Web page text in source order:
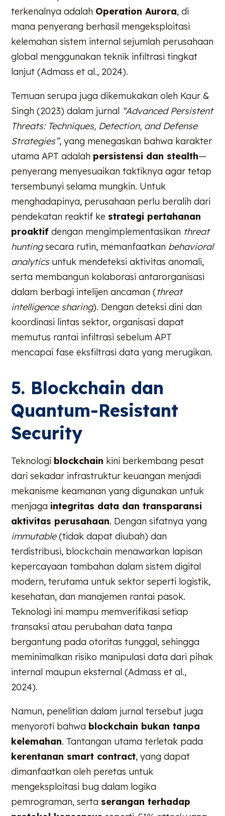
terkenalnya adalah Operation Aurora, di
mana penyerang berhasil mengeksploitasi
kelemahan sistem internal sejumlah perusahaan
global menggunakan teknik infiltrasi tingkat
lanjut (Admass et al., 2024).
Temuan serupa juga dikemukakan oleh Kaur &
Singh (2023) dalam jurnal “Advanced Persistent
Threats: Techniques, Detection, and Defense
Strategies”, yang menegaskan bahwa karakter
utama APT adalah persistensi dan stealth—
penyerang menyesuaikan taktiknya agar tetap
tersembunyi selama mungkin. Untuk
menghadapinya, perusahaan perlu beralih dari
pendekatan reaktif ke strategi pertahanan
proaktif dengan mengimplementasikan threat
huntingsecara rutin, memanfaatkan behavioral
analyticsuntuk mendeteksi aktivitas anomali,
serta membangun kolaborasi antarorganisasi
dalam berbagi intelijen ancaman (threat
intelligence sharing). Dengan deteksi dini dan
koordinasi lintas sektor, organisasi dapat
memutus rantai infiltrasi sebelum APT
mencapai fase eksfiltrasi data yang merugikan.
5. Blockchain dan
Quantum-Resistant
Security
Teknologi blockchain kini berkembang pesat
dari sekadar infrastruktur keuangan menjadi
mekanisme keamanan yang digunakan untuk
menjaga integritas data dan transparansi
aktivitas perusahaan. Dengan sifatnya yang
immutable(tidak dapat diubah) dan
terdistribusi, blockchain menawarkan lapisan
kepercayaan tambahan dalam sistem digital
modern, terutama untuk sektor seperti logistik,
kesehatan, dan manajemen rantai pasok.
Teknologi ini mampu memverifikasi setiap
transaksi atau perubahan data tanpa
bergantung pada otoritas tunggal, sehingga
meminimalkan risiko manipulasi data dari pihak
internal maupun eksternal (Admass et al.,
2024).
Namun, penelitian dalam jurnal tersebut juga
menyoroti bahwa blockchain bukan tanpa
kelemahan. Tantangan utama terletak pada
kerentanan smart contract, yang dapat
dimanfaatkan oleh peretas untuk
mengeksploitasi bug dalam logika
pemrograman, serta serangan terhadap